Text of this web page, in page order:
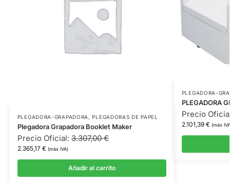
PLEGADORA-GRAPADORA ,PLEGADORAS DE PAPEL
Plegadora Grapadora Booklet Maker
Precio Oficial:3.307,00€
2.365,17 € (más IVA)
Añadir al carrito
PLEGADORA-
PLEGADORA
Precio
2.101,39 € (más